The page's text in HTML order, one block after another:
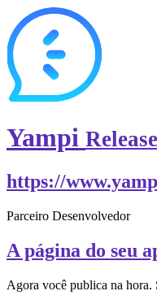
Yampi
https://
Parceiro Desenvolvedor
A página do seu
Agora você publica na hora.